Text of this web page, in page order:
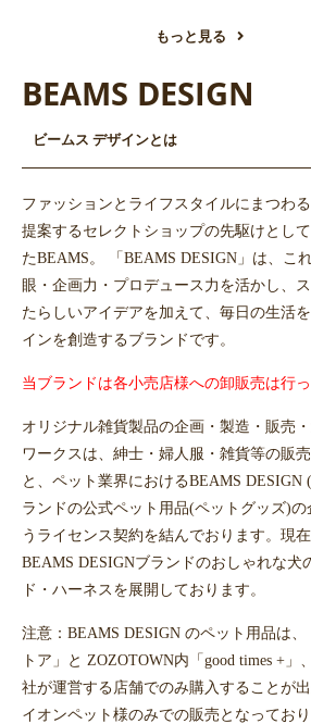
もっと見る
BEAMS DESIGN
ビームス デザインとは
ファッションとライフスタイルにまつわ
提案するセレクトショップの先駆けとし
たBEAMS。 「BEAMS DESIGN」は、こ
眼・企画力・プロデュース力を活かし、
たらしいアイデアを加えて、毎日の生活
インを創造するブランドです。
当ブランドは各小売店様への卸販売は行っ
オリジナル雑貨製品の企画・製造・販売
ワークスは、紳士・婦人服・雑貨等の販
と、ペット業界におけるBEAMS DESIGN
ランドの公式ペット用品(ペットグッズ)
うライセンス契約を結んでおります。現
BEAMS DESIGNブランドのおしゃれな犬
ド・ハーネスを展開しております。
注意：BEAMS DESIGN のペット用品は、
トア」と ZOZOTOWN内「good times +
社が運営する店舗でのみ購入することが
イオンペット様のみでの販売となっており